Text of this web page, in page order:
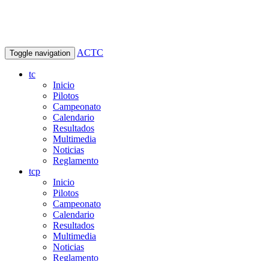
Toggle navigation ACTC
tc
Inicio
Pilotos
Campeonato
Calendario
Resultados
Multimedia
Noticias
Reglamento
tcp
Inicio
Pilotos
Campeonato
Calendario
Resultados
Multimedia
Noticias
Reglamento